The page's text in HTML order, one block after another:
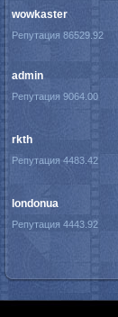
wowkaster
Репутация 86529.92
admin
Репутация 9064.00
rkth
Репутация 4483.42
londonua
Репутация 4443.92